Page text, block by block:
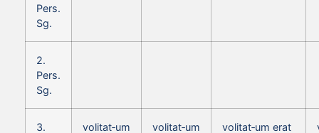
Pers.
Sg.
2.
Pers.
Sg.
3.
volitat‑um
volitat‑um
volitat‑um erat